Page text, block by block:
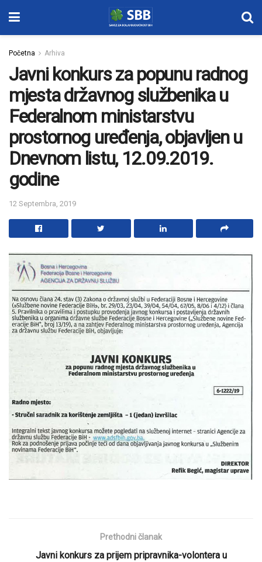
Početna Arhiva
Javni konkurs za popunu radnog
mjesta državnog službenika u
Federalnom ministarstvu
prostornog uređenja, objavljen u
Dnevnom listu, 12.09.2019.
godine
12 Septembra, 2019
Prethodni članak
Javni konkurs za prijem pripravnika-volontera u